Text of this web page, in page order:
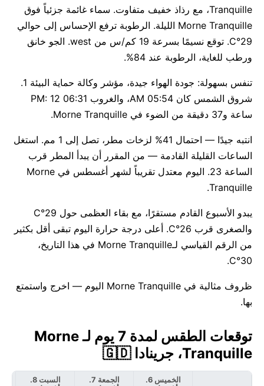
Tranquille، مع رذاذ خفيف متفاوت. سماء غائمة جزئياً فوق
Morne Tranquille الليلة. الرطوبة ترفع الإحساس إلى حوالي
29°C. توقع نسيمًا بسرعة 19 كم/س من west. الجو خانق
ورطب للغاية، الرطوبة عند 84%.
تنفس بسهولة: جودة الهواء جيدة، مؤشر وكالة حماية البيئة 1.
شروق الشمس كان 05:54 AM، والغروب 06:31 PM: 12
ساعة و37 دقيقة من الضوء في Morne Tranquille.
انتبه جيدًا — احتمال 41% لزخات مطر، تصل إلى 1 مم. استغل
الساعات القليلة القادمة — من المقرر أن يبدأ المطر قرب
الساعة 23. اليوم معتدل تقريباً لشهر أغسطس في Morne
Tranquille.
يبدو الأسبوع القادم مستقرًا، مع بقاء العظمى حول 29°C
والصغرى قرب 26°C. أعلى درجة حرارة اليوم تبقى أقل بكثير
من الرقم القياسي لـMorne Tranquille في هذا التاريخ،
30°C.
ظروف مثالية في Morne Tranquille اليوم — اخرج واستمتع
بها.
توقعات الطقس لمدة 7 يوم لـ Morne
Tranquille، جرينادا 🇬🇩
الخميس 6.
الجمعة 7.
السبت 8.